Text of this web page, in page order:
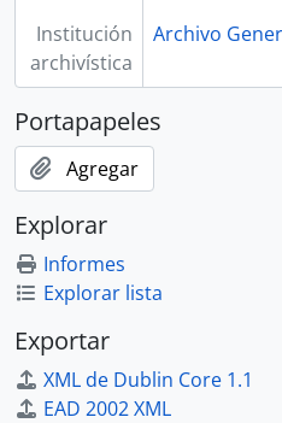
Institución
archivística
Archivo
Portapapeles
Agregar
Explorar
Informes
Explorar lista
Exportar
XML de Dublin Core 1.1
EAD 2002 XML